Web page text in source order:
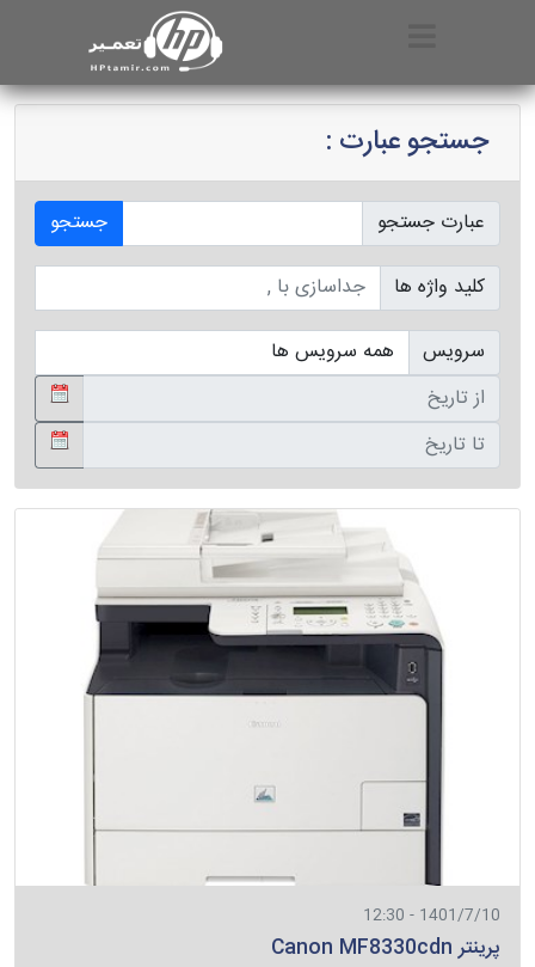
جستجو عبارت :
عبارت جستجو
جستجو
کلید واژه ها
سرویس
1401/7/10 - 12:30
پرینتر Canon MF8330cdn